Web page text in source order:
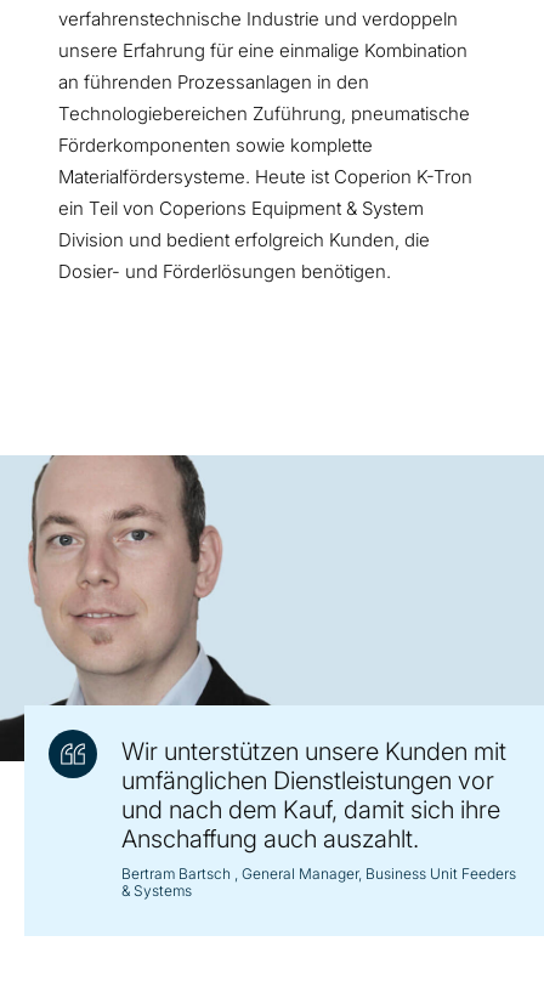
verfahrenstechnische Industrie und verdoppeln
unsere Erfahrung für eine einmalige Kombination
an führenden Prozessanlagen in den
Technologiebereichen Zuführung, pneumatische
Förderkomponenten sowie komplette
Materialfördersysteme. Heute ist Coperion K-Tron
ein Teil von Coperions Equipment & System
Division und bedient erfolgreich Kunden, die
Dosier- und Förderlösungen benötigen.
Wir unterstützen unsere Kunden mit
umfänglichen Dienstleistungen vor
und nach dem Kauf, damit sich ihre
Anschaffung auch auszahlt.
Bertram Bartsch , General Manager, Business Unit Feeders
& Systems